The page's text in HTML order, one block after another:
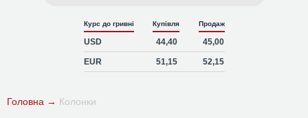
Курс до гривні Купівля Продаж
USD 44,40 45,00
EUR 51,15 52,15
Головна → Колонки